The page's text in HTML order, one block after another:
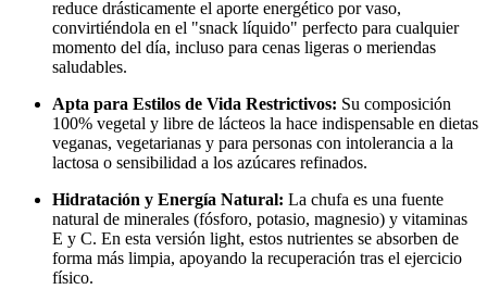
reduce drásticamente el aporte energético por vaso,
convirtiéndola en el "snack líquido" perfecto para cualquier
momento del día, incluso para cenas ligeras o meriendas
saludables.
Apta para Estilos de Vida Restrictivos: Su composición
100% vegetal y libre de lácteos la hace indispensable en dietas
veganas, vegetarianas y para personas con intolerancia a la
lactosa o sensibilidad a los azúcares refinados.
Hidratación y Energía Natural: La chufa es una fuente
natural de minerales (fósforo, potasio, magnesio) y vitaminas
E y C. En esta versión light, estos nutrientes se absorben de
forma más limpia, apoyando la recuperación tras el ejercicio
físico.